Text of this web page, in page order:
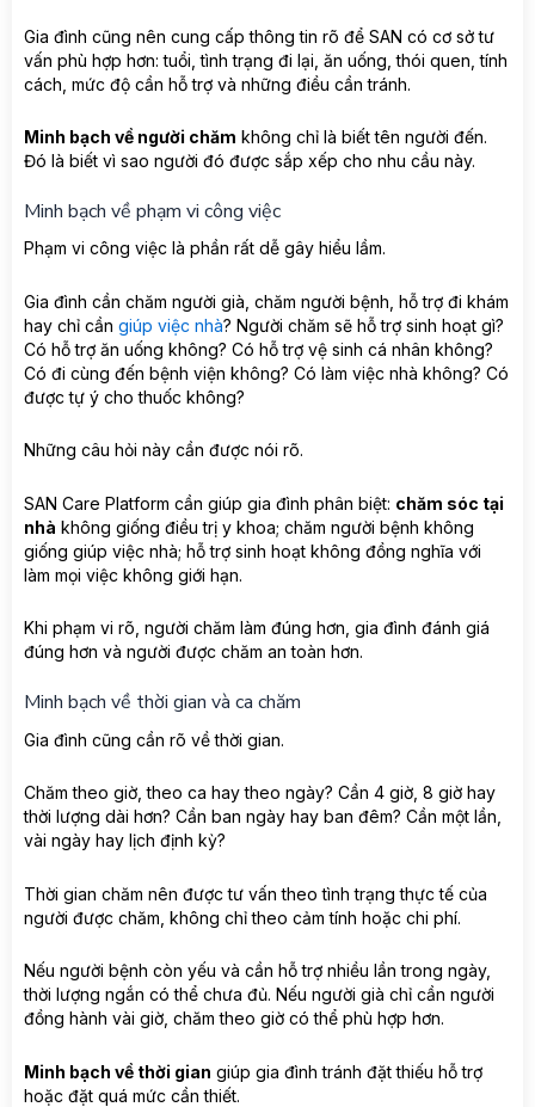
Gia đình cũng nên cung cấp thông tin rõ để SAN có cơ sở tư
vấn phù hợp hơn: tuổi, tình trạng đi lại, ăn uống, thói quen, tính
cách, mức độ cần hỗ trợ và những điều cần tránh.
Minh bạch về người chăm không chỉ là biết tên người đến.
Đó là biết vì sao người đó được sắp xếp cho nhu cầu này.
Minh bạch về phạm vi công việc
Phạm vi công việc là phần rất dễ gây hiểu lầm.
Gia đình cần chăm người già, chăm người bệnh, hỗ trợ đi khám
hay chỉ cần giúp việc nhà? Người chăm sẽ hỗ trợ sinh hoạt gì?
Có hỗ trợ ăn uống không? Có hỗ trợ vệ sinh cá nhân không?
Có đi cùng đến bệnh viện không? Có làm việc nhà không? Có
được tự ý cho thuốc không?
Những câu hỏi này cần được nói rõ.
SAN Care Platform cần giúp gia đình phân biệt: chăm sóc tại
nhà không giống điều trị y khoa; chăm người bệnh không
giống giúp việc nhà; hỗ trợ sinh hoạt không đồng nghĩa với
làm mọi việc không giới hạn.
Khi phạm vi rõ, người chăm làm đúng hơn, gia đình đánh giá
đúng hơn và người được chăm an toàn hơn.
Minh bạch về thời gian và ca chăm
Gia đình cũng cần rõ về thời gian.
Chăm theo giờ, theo ca hay theo ngày? Cần 4 giờ, 8 giờ hay
thời lượng dài hơn? Cần ban ngày hay ban đêm? Cần một lần,
vài ngày hay lịch định kỳ?
Thời gian chăm nên được tư vấn theo tình trạng thực tế của
người được chăm, không chỉ theo cảm tính hoặc chi phí.
Nếu người bệnh còn yếu và cần hỗ trợ nhiều lần trong ngày,
thời lượng ngắn có thể chưa đủ. Nếu người già chỉ cần người
đồng hành vài giờ, chăm theo giờ có thể phù hợp hơn.
Minh bạch về thời gian giúp gia đình tránh đặt thiếu hỗ trợ
hoặc đặt quá mức cần thiết.